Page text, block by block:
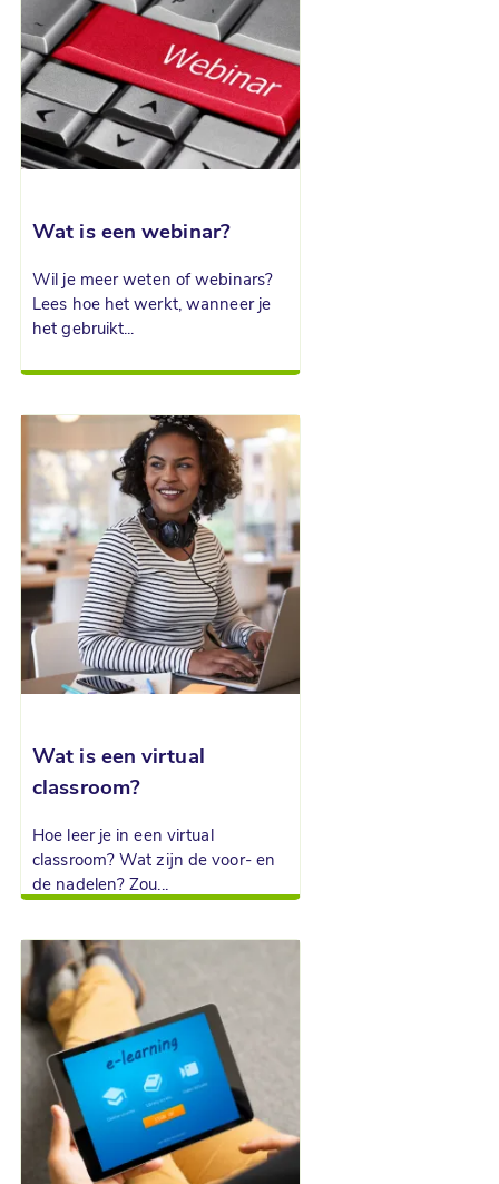
Wat is een webinar?
Wil je meer weten of webinars?
Lees hoe het werkt, wanneer je
het gebruikt...
Wat is een virtual
classroom?
Hoe leer je in een virtual
classroom? Wat zijn de voor- en
de nadelen? Zou...